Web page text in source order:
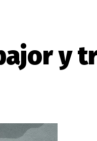
y